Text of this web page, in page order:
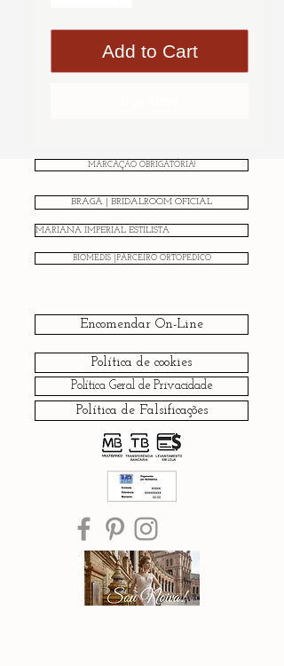
Add to Cart
MARCAÇÃO OBRIGATÓRIA!
BRAGA | BRIDALROOM OFICIAL
MARIANA IMPERIAL ESTILISTA
BIOMEDIS |PARCEIRO ORTOPÉDICO
Encomendar On-Line
Política de cookies
Política Geral de Privacidade
Política de Falsificações